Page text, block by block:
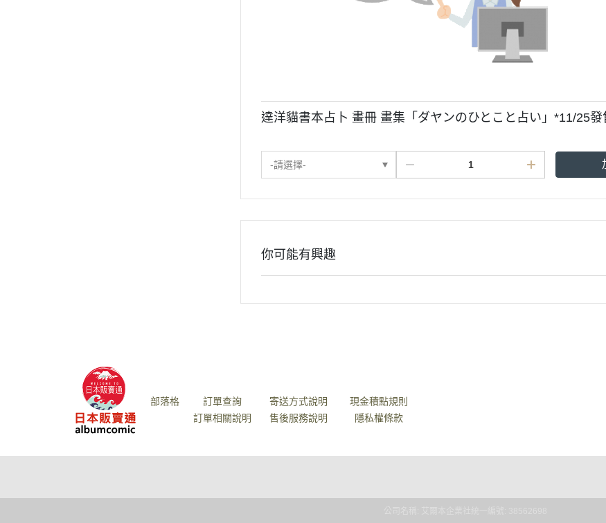
達洋貓書本占卜 畫冊 畫集「ダヤンのひとこと占い」*11/25發
-請選擇-
你可能有興趣
部落格
訂單查詢
訂單相關說明
寄送方式說明
售後服務說明
現金積點規則
隱私權條款